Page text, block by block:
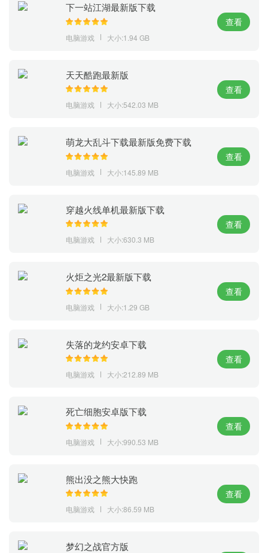
下一站江湖最新版下载
电脑游戏 大小:1.94 GB
查看
天天酷跑最新版
电脑游戏 大小:542.03 MB
查看
萌龙大乱斗下载最新版免费下载
电脑游戏 大小:145.89 MB
查看
穿越火线单机最新版下载
电脑游戏 大小:630.3 MB
查看
火炬之光2最新版下载
电脑游戏 大小:1.29 GB
查看
失落的龙约安卓下载
电脑游戏 大小:212.89 MB
查看
死亡细胞安卓版下载
电脑游戏 大小:990.53 MB
查看
熊出没之熊大快跑
电脑游戏 大小:86.59 MB
查看
梦幻之战官方版